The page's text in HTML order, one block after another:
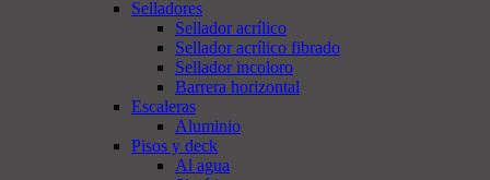
Selladores
Sellador acrílico
Sellador acrílico fibrado
Sellador incoloro
Barrera horizontal
Escaleras
Aluminio
Pisos y deck
Al agua